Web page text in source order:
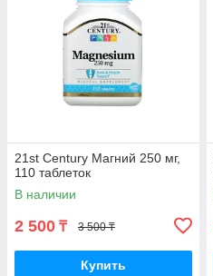
21st Century Магний 250 мг,
110 таблеток
В наличии
2 500 ₸ 3 500 ₸
Купить